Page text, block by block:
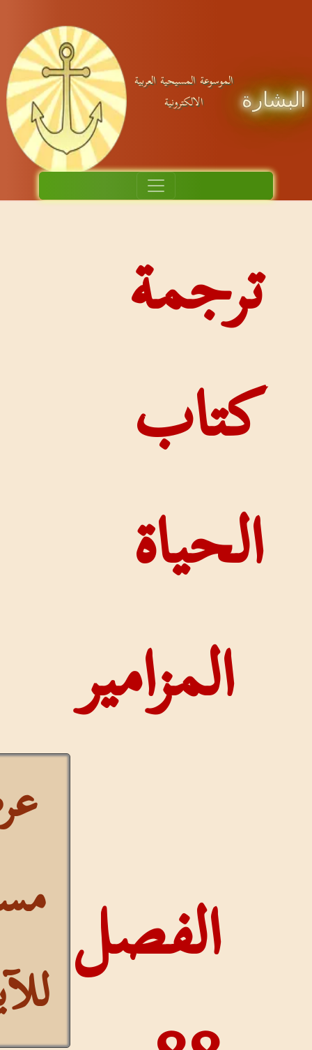
المسيحية العربية
الالكترونية
الفصل
عرض
مستمر
للآيات